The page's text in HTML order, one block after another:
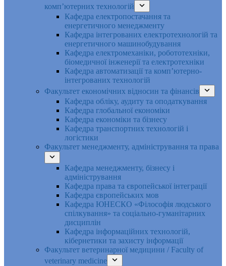
комп’ютерних технологій
Кафедра електропостачання та
енергетичного менеджменту
Кафедра інтегрованих електротехнологій та
енергетичного машинобудування
Кафедра електромеханіки, робототехніки,
біомедичної інженерії та електротехніки
Кафедра автоматизації та комп’ютерно-
інтегрованих технологій
Факультет економічних відносин та фінансів
Кафедра обліку, аудиту та оподаткування
Кафедра глобальної економіки
Кафедра економіки та бізнесу
Кафедра транспортних технологій і
логістики
Факультет менеджменту, адміністрування та права
Кафедра менеджменту, бізнесу і
адміністрування
Кафедра права та європейської інтеграції
Кафедра європейських мов
Кафедра ЮНЕСКО «Філософія людського
спілкування» та соціально-гуманітарних
дисциплін
Кафедра інформаційних технологій,
кібернетики та захисту інформації
Факультет ветеринарної медицини / Faculty of
veterinary medicine